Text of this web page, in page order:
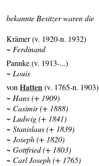
bekannte Besitzer waren die
Krämer (v. 1920-n. 1932)
~ Ferdinand
Pannke (v. 1913-...)
~ Louis
vonHatten(v. 1765-n. 1903)
~ Hans (+ 1909)
~ Casimir (+ 1888)
~ Ludwig (+ 1841)
~ Stanislaus (+ 1839)
~ Joseph (+ 1820)
~ Gottfried (+ 1803)
~ Carl Joseph (+ 1765)